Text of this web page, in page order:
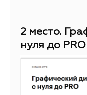
2 место.
нуля до